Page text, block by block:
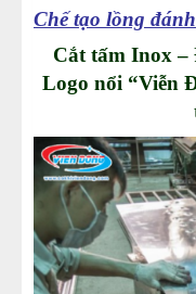
Chế tạo lồng đánh
Cắt tấm Inox
Logo nổi “Viễn